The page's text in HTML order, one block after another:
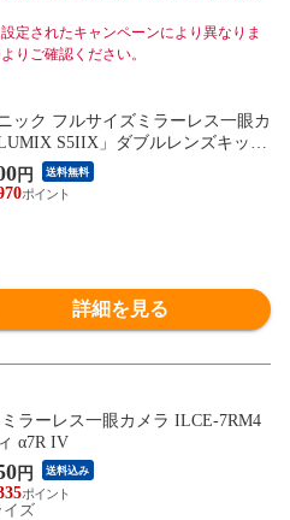
定されたキャンペーンにより異なりま
りご確認ください。
ック フルサイズミラーレス一眼カ
S5IIX」ダブルレンズキット
DC-S5M2XW 【返品種別A】
円 送料無料
詳細を見る
ラーレス一眼カメラ ILCE-7RM4
α7R IV
円 送料込み
ズ